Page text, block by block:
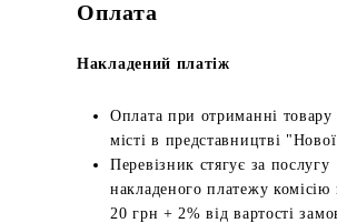
Оплата
Накладений платіж
Оплата при отриманні
місті в представництві
Перевізник стягує за послугу
накладеного платежу комісію
20 грн + 2% від вартості